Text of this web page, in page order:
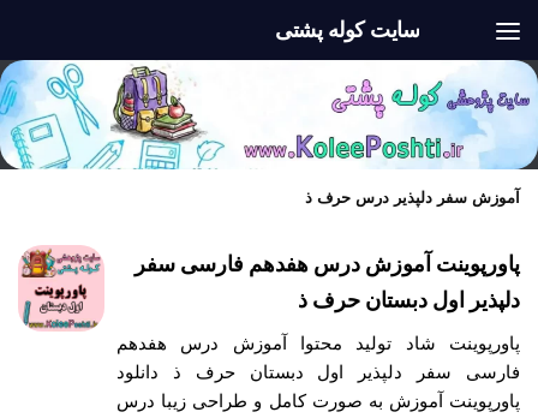
سایت کوله پشتی
آموزش سفر دلپذیر درس حرف ذ
پاورپوینت آموزش درس هفدهم فارسی سفر
دلپذیر اول دبستان حرف ذ
پاورپوینت شاد تولید محتوا آموزش درس هفدهم
فارسی سفر دلپذیر اول دبستان حرف ذ دانلود
پاورپوینت آموزش به صورت کامل و طراحی زیبا درس